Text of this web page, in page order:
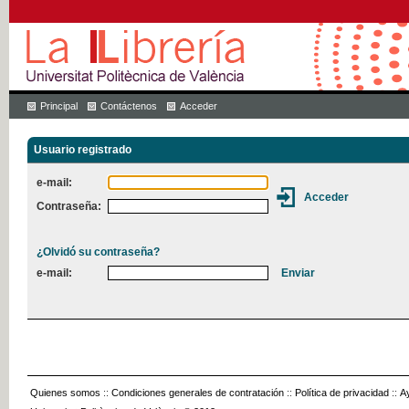
Principal Contáctenos Acceder
Usuario registrado
e-mail:
Contraseña:
¿Olvidó su contraseña?
e-mail:
Quienes somos :: Condiciones generales de contratación :: Política de privacidad ::